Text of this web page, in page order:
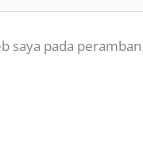
saya pada